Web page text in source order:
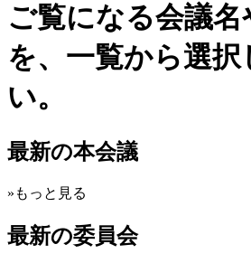
ご覧になる会議名
を、一覧から選択
い。
最新の本会議
»もっと見る
最新の委員会